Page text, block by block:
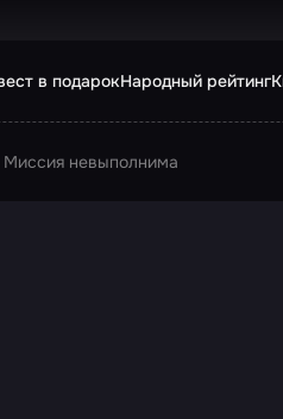
в подарокНародный рейтинг
Миссия невыполнима